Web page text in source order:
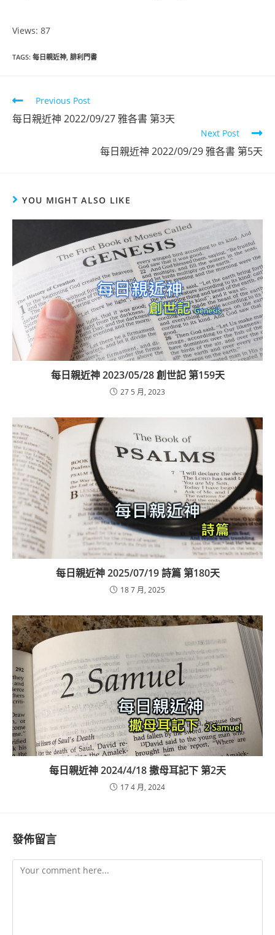
Views: 87
TAGS: 每日親近神, 腓利門書
Previous Post
每日親近神 2022/09/27 雅各書 第3天
Next Post
每日親近神 2022/09/29 雅各書 第5天
YOU MIGHT ALSO LIKE
每日親近神 2023/05/28 創世記 第159天
27 5 月, 2023
每日親近神 2025/07/19 詩篇 第180天
18 7 月, 2025
每日親近神 2024/4/18 撒母耳記下 第2天
17 4 月, 2024
發佈留言